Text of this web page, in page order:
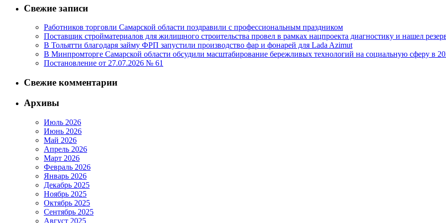
Свежие записи
Работников торговли Самарской области поздравили с профессиональным праздником
Поставщик стройматериалов для жилищного строительства провел в рамках нацпроекта диагностику и нашел
В Тольятти благодаря займу ФРП запустили производство фар и фонарей для Lada Azimut
В Минпромторге Самарской области обсудили масштабирование бережливых технологий на социальную сферу в
Постановление от 27.07.2026 № 61
Свежие комментарии
Архивы
Июль 2026
Июнь 2026
Май 2026
Апрель 2026
Март 2026
Февраль 2026
Январь 2026
Декабрь 2025
Ноябрь 2025
Октябрь 2025
Сентябрь 2025
Август 2025